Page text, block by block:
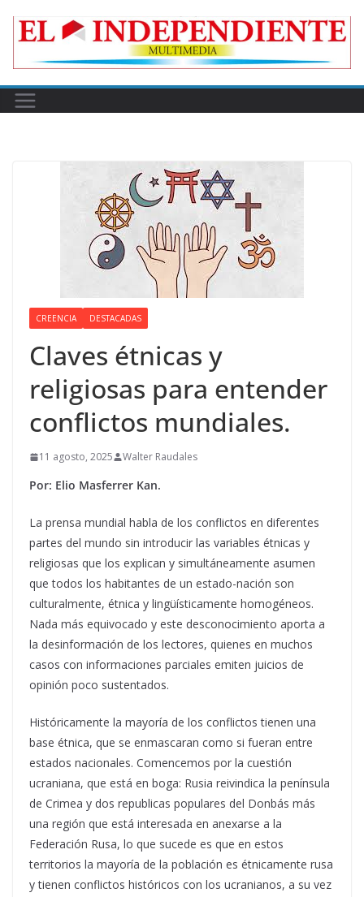
CREENCIA DESTACADAS
Claves étnicas y
religiosas para entender
conflictos mundiales.
11 agosto, 2025 Walter Raudales
Por: Elio Masferrer Kan.
La prensa mundial habla de los conflictos en diferentes
partes del mundo sin introducir las variables étnicas y
religiosas que los explican y simultáneamente asumen
que todos los habitantes de un estado-nación son
culturalmente, étnica y lingüísticamente homogéneos.
Nada más equivocado y este desconocimiento aporta a
la desinformación de los lectores, quienes en muchos
casos con informaciones parciales emiten juicios de
opinión poco sustentados.
Históricamente la mayoría de los conflictos tienen una
base étnica, que se enmascaran como si fueran entre
estados nacionales. Comencemos por la cuestión
ucraniana, que está en boga: Rusia reivindica la península
de Crimea y dos republicas populares del Donbás más
una región que está interesada en anexarse a la
Federación Rusa, lo que sucede es que en estos
territorios la mayoría de la población es étnicamente rusa
y tienen conflictos históricos con los ucranianos, a su vez